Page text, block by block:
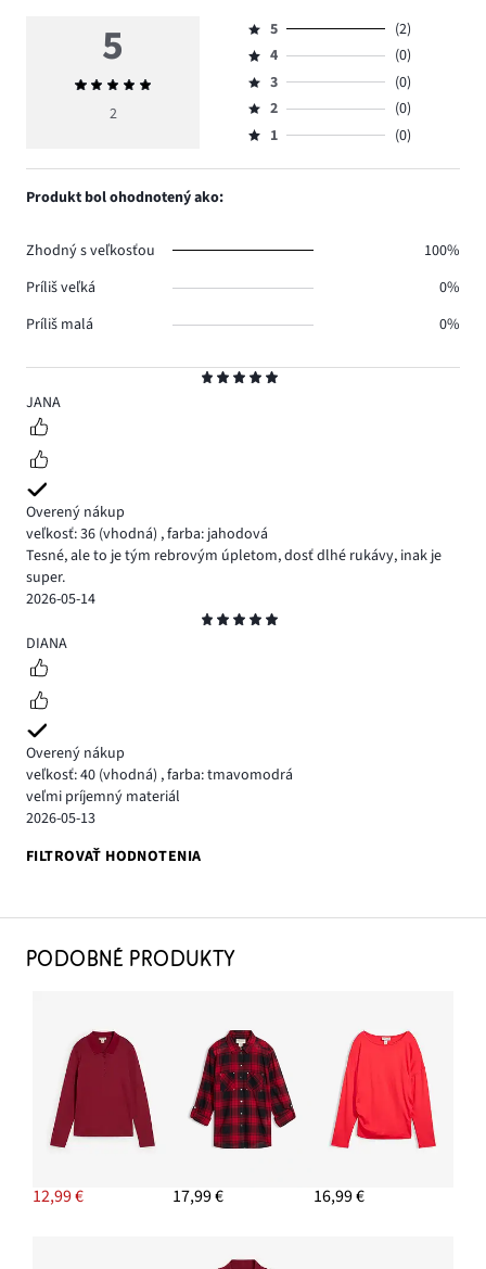
5
JANA
Overený nákup
veľkosť: 36 (vhodná) ,farba: jahodová
Tesné, ale to je tým rebrovým úpletom, dosť dlhé rukávy, inak je
super.
2026-05-14
5
DIANA
Overený nákup
veľkosť: 40 (vhodná) ,farba: tmavomodrá
veľmi príjemný materiál
2026-05-13
FILTROVAŤ HODNOTENIA
5
Priemerné
hodnotenie
2
Hodnotenie
5,
počet
hlasov
2.
5
(2)
Hodnotenie
4,
počet
hlasov
4
(0)
Hodnotenie
3,
počet
3
(0)
Hodnotenie
2,
2
(0)
Hodnotenie
1,
1 (0)
Produkt bol ohodnotený ako:
Zhodný s veľkosťou
100%
Príliš veľká
0%
Príliš malá
0%
PODOBNÉ PRODUKTY
12,99 € 17,99 € 16,99 €